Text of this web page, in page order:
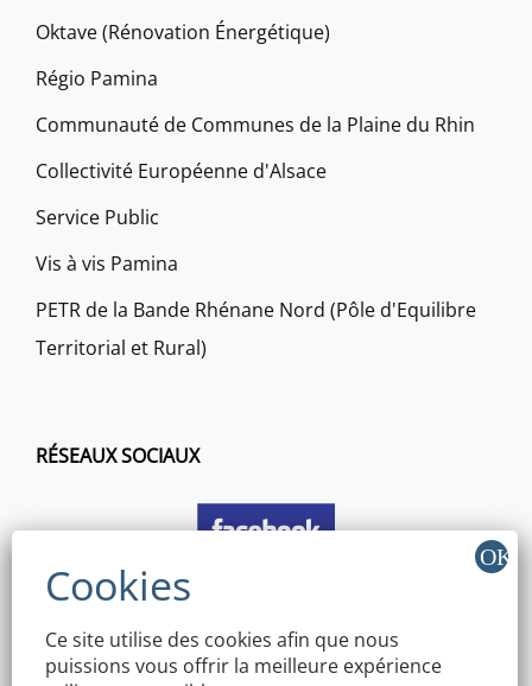
Oktave (Rénovation Énergétique)
Régio Pamina
Communauté de Communes de la Plaine du Rhin
Collectivité Européenne d'Alsace
Service Public
Vis à vis Pamina
PETR de la Bande Rhénane Nord (Pôle d'Equilibre
Territorial et Rural)
RÉSEAUX SOCIAUX
Ce site utilise des cookies afin que nous
puissions vous offrir la meilleure expérience